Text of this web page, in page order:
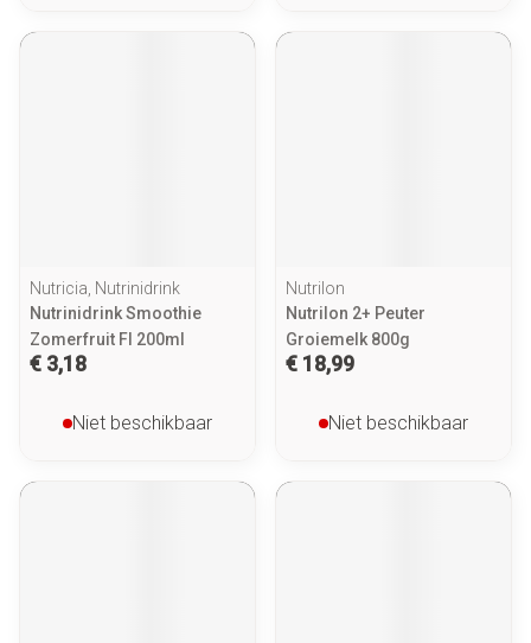
Nutricia, Nutrinidrink
Nutrinidrink Smoothie
Zomerfruit Fl 200ml
€ 3,18
Niet beschikbaar
Nutrilon
Nutrilon 2+ Peuter
Groiemelk 800g
€ 18,99
Niet beschikbaar